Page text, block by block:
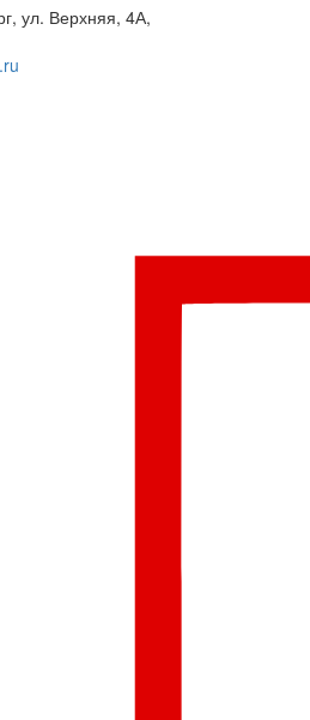
ул. Верхняя, 4А,